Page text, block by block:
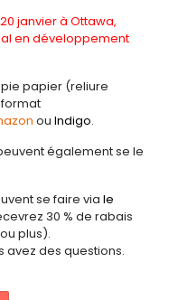
janvier à Ottawa,
en développement
papier (reliure
ou Indigo.
également se le
se faire via le
30 % de rabais
plus).
avez des questions.